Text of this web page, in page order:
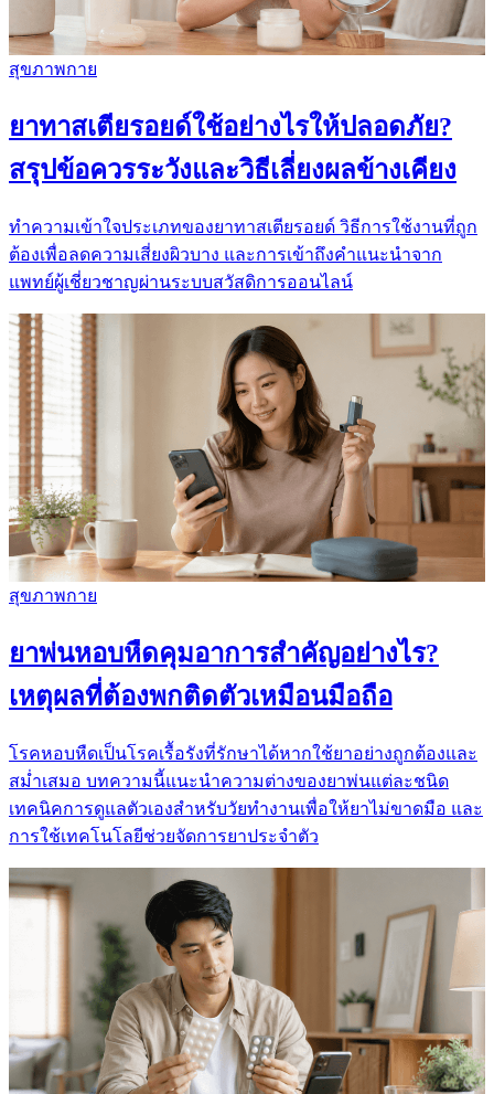
สุขภาพกาย
ยาทาสเตียรอยด์ใช้อย่างไรให้ปลอดภัย?
สรุปข้อควรระวังและวิธีเลี่ยงผลข้างเคียง
ทำความเข้าใจประเภทของยาทาสเตียรอยด์ วิธีการใช้งานที่ถูก
ต้องเพื่อลดความเสี่ยงผิวบาง และการเข้าถึงคำแนะนำจาก
แพทย์ผู้เชี่ยวชาญผ่านระบบสวัสดิการออนไลน์
สุขภาพกาย
ยาพ่นหอบหืดคุมอาการสำคัญอย่างไร?
เหตุผลที่ต้องพกติดตัวเหมือนมือถือ
โรคหอบหืดเป็นโรคเรื้อรังที่รักษาได้หากใช้ยาอย่างถูกต้องและ
สม่ำเสมอ บทความนี้แนะนำความต่างของยาพ่นแต่ละชนิด
เทคนิคการดูแลตัวเองสำหรับวัยทำงานเพื่อให้ยาไม่ขาดมือ และ
การใช้เทคโนโลยีช่วยจัดการยาประจำตัว